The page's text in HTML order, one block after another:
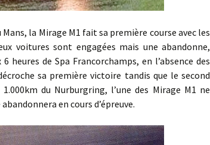
la Mirage M1 fait sa première course avec les
voitures sont engagées mais une abandonne,
heures de Spa Francorchamps, en l’absence des
sa première victoire tandis que le second
du Nurburgring, l’une des Mirage M1 ne
en cours d’épreuve.